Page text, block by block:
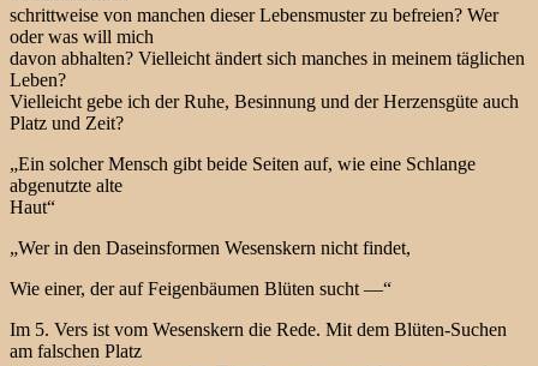
schrittweise von manchen dieser Lebensmuster zu befreien? Wer
oder was will mich
davon abhalten? Vielleicht ändert sich manches in meinem täglichen
Leben?
Vielleicht gebe ich der Ruhe, Besinnung und der Herzensgüte auch
Platz und Zeit?
„Ein solcher Mensch gibt beide Seiten auf, wie eine Schlange
abgenutzte alte
Haut“
„Wer in den Daseinsformen Wesenskern nicht findet,
Wie einer, der auf Feigenbäumen Blüten sucht —“
Im 5. Vers ist vom Wesenskern die Rede. Mit dem Blüten-Suchen
am falschen Platz